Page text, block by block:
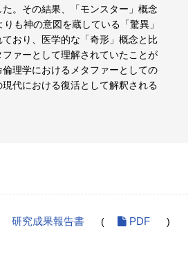
。その結果、「モンスター」概念
も神の意図を蔵している「驚異」
おり、医学的な「奇形」概念と比
ァーとして理解されていたことが
理学におけるメタファーとしての
代における復活として解釈される
研究成果報告書 ( PDF )